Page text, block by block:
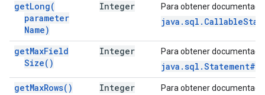
getLong(
parameter
Name)
Integer Para obtener
getMaxField
Size( )
Integer Para obtener
getMaxRows( ) Integer Para obtener